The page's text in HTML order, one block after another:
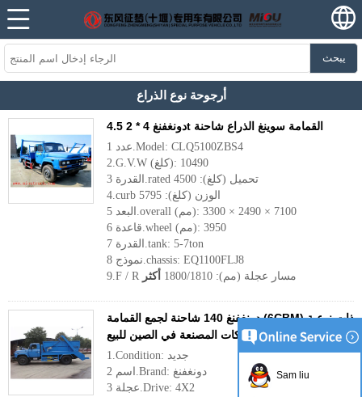
يبحث
أرجوحة نوع الذراع
دونغفنغ 4 * 2 4.5t القمامة سوينغ الذراع شاحنة
عدد 1.Model: CLQ5100ZBS4
2.G.V.W (كلغ): 10490
القدرة 3.rated تحميل (كلغ): 4500
4.curb الوزن (كلغ): 5795
البعد 5.overall (مم): 7100 × 2490 × 3300
قاعدة 6.wheel (مم): 3950
القدرة 7.tank: 5-7ton
نموذج 8.chassis: EQ1100FLJ8
9.F / R مسار عجلة (مم): 1800/1810
أكثر
دونغفنغ 140 شاحنة لجمع القمامة (6CBM) ذات نوعية
جيدة الشركات المصنعة في الصين للبيع
1.Condition: جديد
اسم 2.Brand: دونغفنغ
عجلة 3.Drive: 4X2
Sam liu